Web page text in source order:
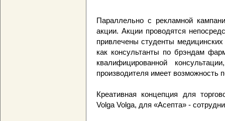
Параллельно с рекламной
акции. Акции проводятся
привлечены студенты
как консультанты по брэндам
квалифицированной
производителя имеет возможность
Креативная концепция для
Volga Volga, для «Асепта» -